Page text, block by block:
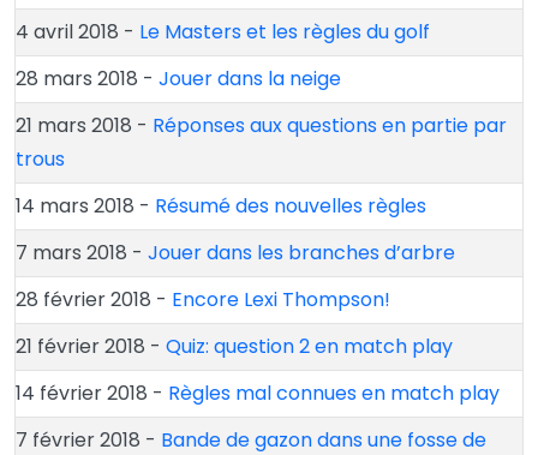
4 avril 2018 - Le Masters et les règles du golf
28 mars 2018 - Jouer dans la neige
21 mars 2018 - Réponses aux questions en partie par
trous
14 mars 2018 - Résumé des nouvelles règles
7 mars 2018 - Jouer dans les branches d’arbre
28 février 2018 - Encore Lexi Thompson!
21 février 2018 - Quiz: question 2 en match play
14 février 2018 - Règles mal connues en match play
7 février 2018 - Bande de gazon dans une fosse de